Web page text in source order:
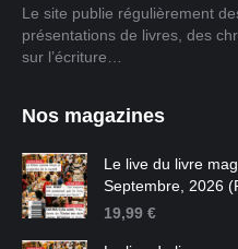
Le site publie régulièrement
présentations de livres, des
sur l’écriture…
Nos magazines
Le live du livre
Septembre, 2026
19,99 €